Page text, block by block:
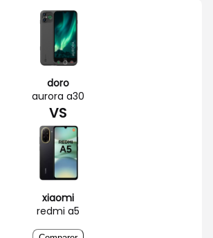
doro
aurora a30
VS
xiaomi
redmi a5